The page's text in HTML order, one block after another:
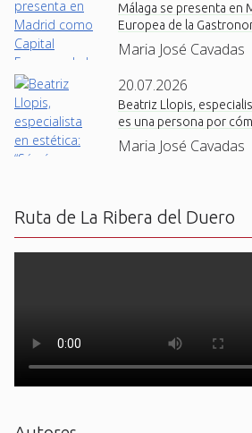
Málaga se presenta en
Europea de la
Maria José Cavadas
20.07.2026
Beatriz Llopis,
es una persona por
Maria José Cavadas
Ruta de La Ribera del Duero